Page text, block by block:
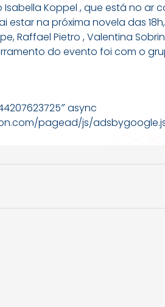
Koppel , que está no ar
estar na próxima novela das
Raffael Pietro , Valentina
do evento foi com o
async
pagead/js/